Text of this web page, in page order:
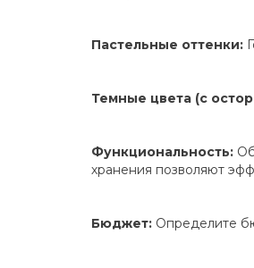
Пастельные оттенки:
Темные цвета (с
Функциональность:
хранения позволяют
Бюджет: Определите